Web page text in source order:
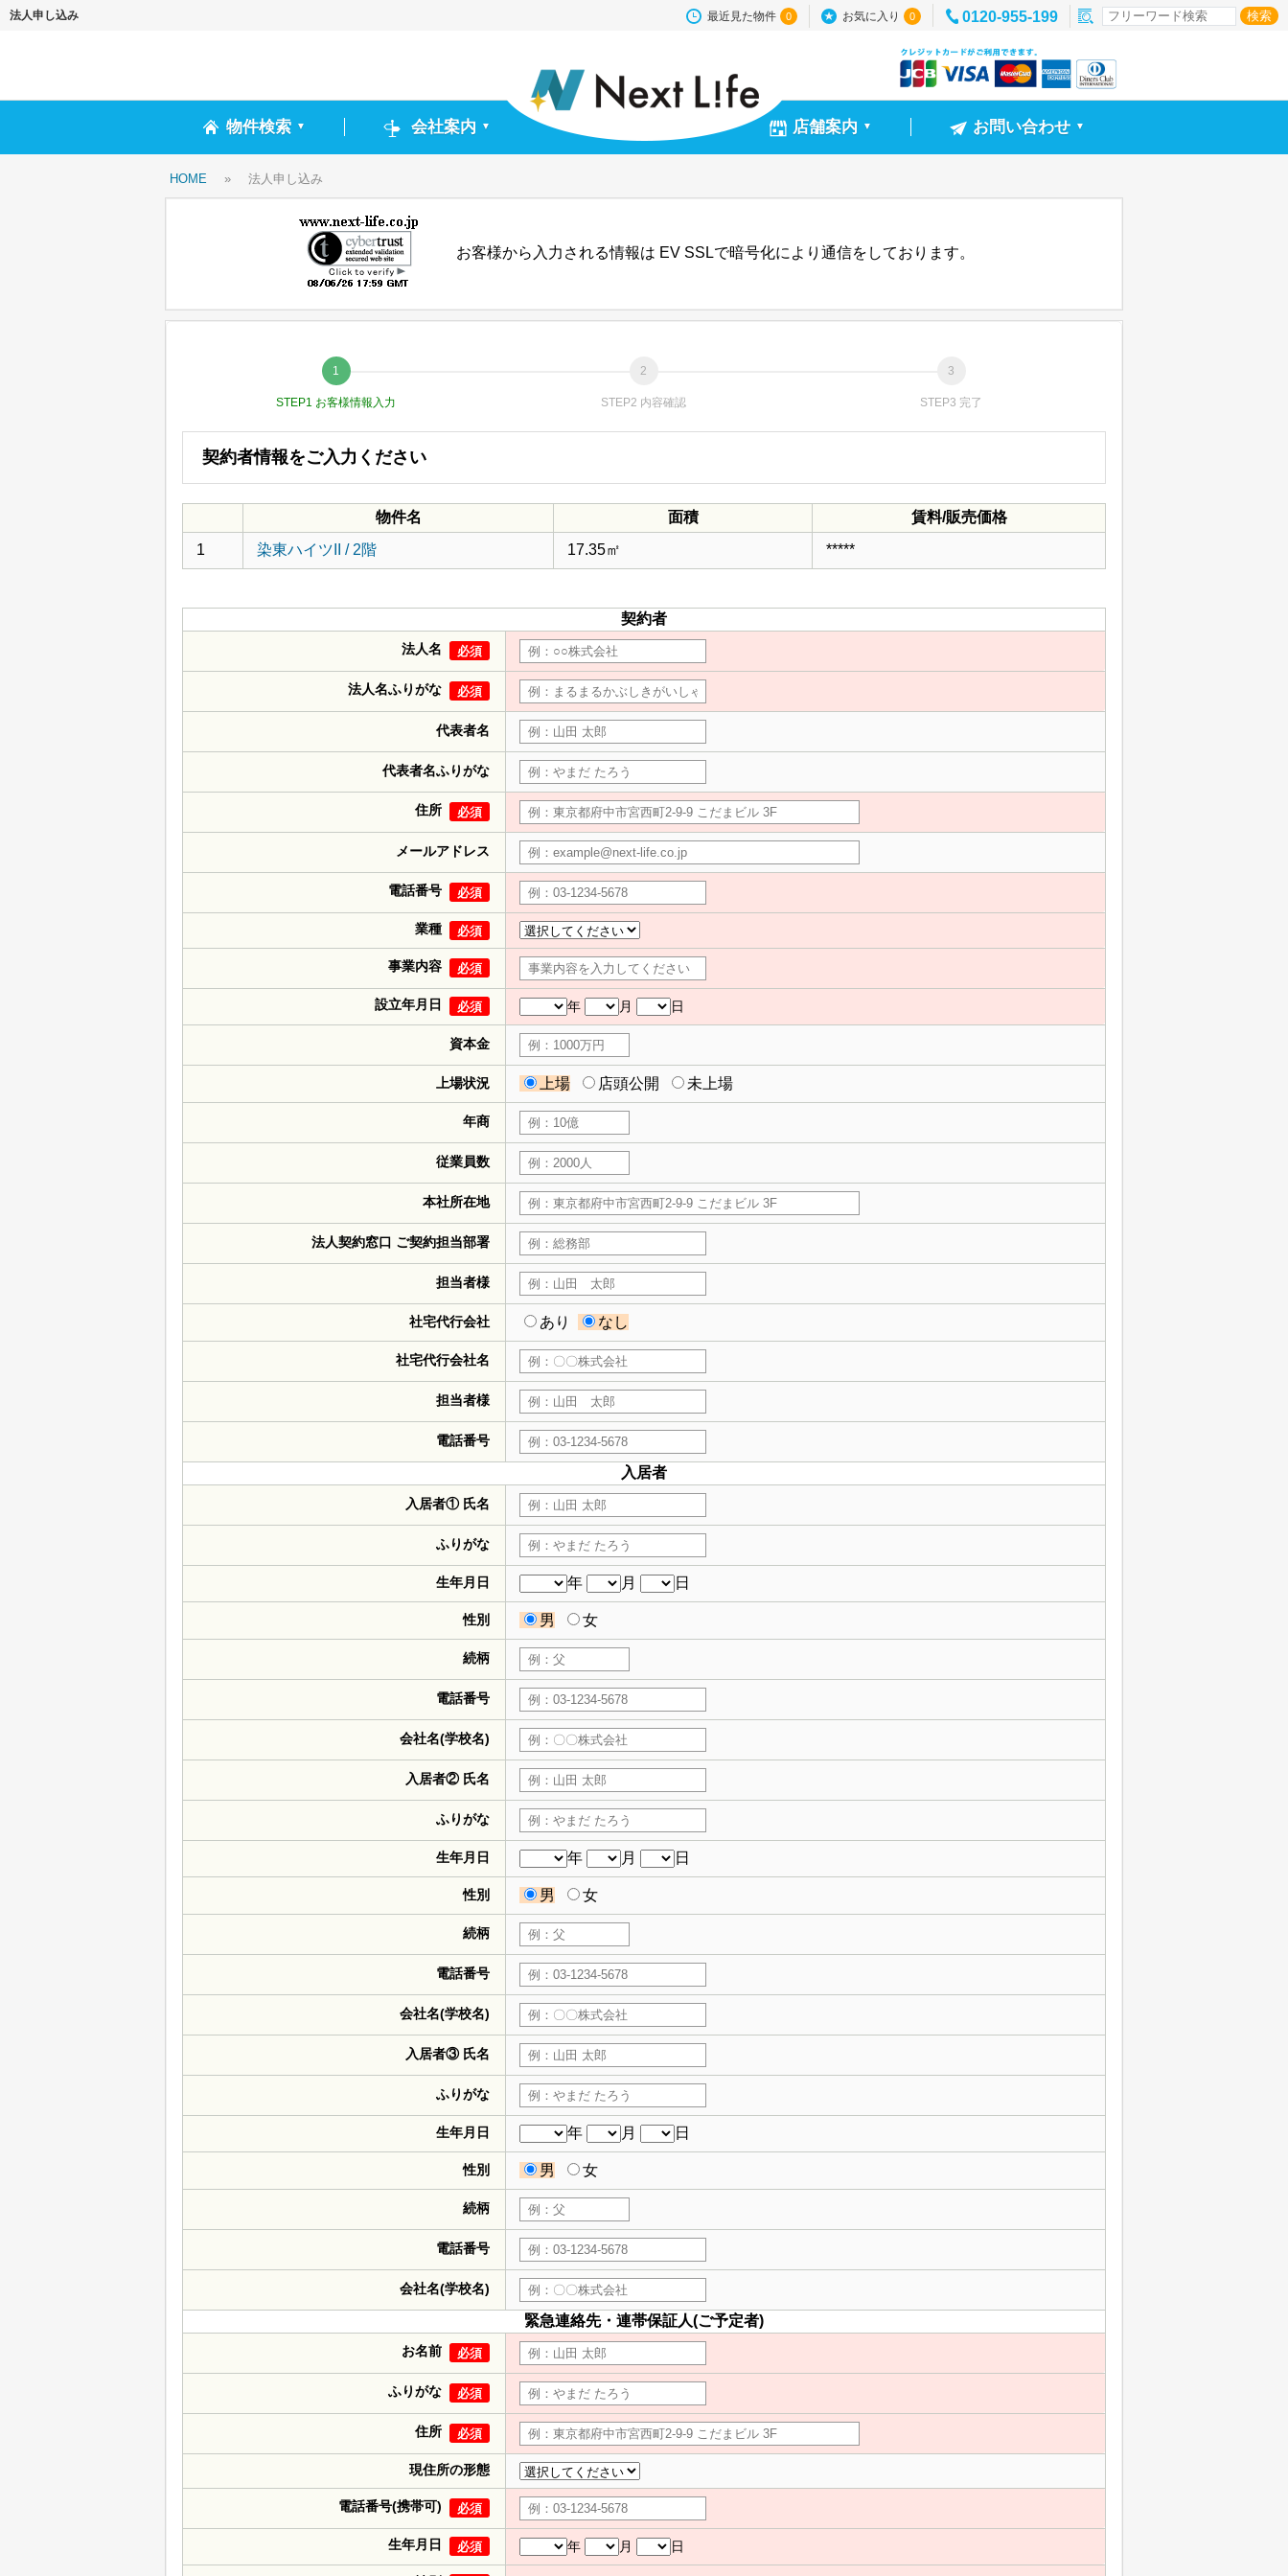
法人申し込み 最近見た物件 0 お気に入り 0 0120-955-199
物件検索 ▼ 会社案内 ▼ 店舗案内 ▼ お問い合わせ ▼
HOME » 法人申し込み
お客様から入力される情報は EV SSLで暗号化により通信をしております。
STEP1 お客様情報入力 STEP2 内容確認 STEP3 完了
契約者情報をご入力ください
物件名 面積
賃料/販売価格
1
染東ハイツII / 2階 17.35㎡ *****
契約者
法人名 必須
法人名ふりがな 必須
代表者名
代表者名ふりがな
住所 必須
メールアドレス
電話番号 必須
業種 必須
事業内容 必須
設立年月日 必須 年 月 日
資本金
上場状況 上場 店頭公開 未上場
年商
従業員数
本社所在地
法人契約窓口 ご契約担当部署
担当者様
社宅代行会社 あり なし
社宅代行会社名
担当者様
電話番号
入居者
入居者① 氏名
ふりがな
生年月日 年 月 日
性別 男 女
続柄
電話番号
会社名(学校名)
入居者② 氏名
ふりがな
生年月日 年 月 日
性別 男 女
続柄
電話番号
会社名(学校名)
入居者③ 氏名
ふりがな
生年月日 年 月 日
性別 男 女
続柄
電話番号
会社名(学校名)
緊急連絡先・連帯保証人(ご予定者)
お名前 必須
ふりがな 必須
住所 必須
現住所の形態
電話番号(携帯可) 必須
生年月日 必須 年 月 日